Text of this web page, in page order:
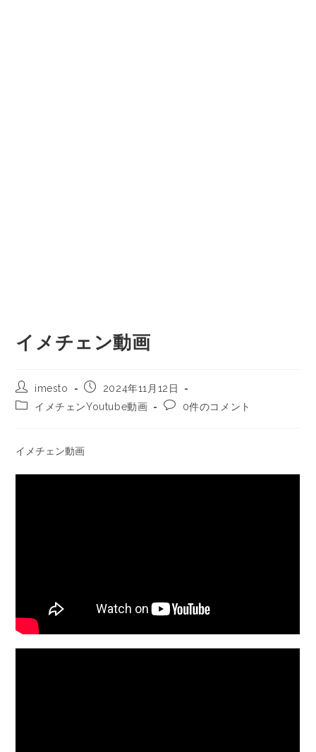
イメチェン動画
imesto
2024年11月12日
イメチェンYoutube動画
0件のコメント
イメチェン動画